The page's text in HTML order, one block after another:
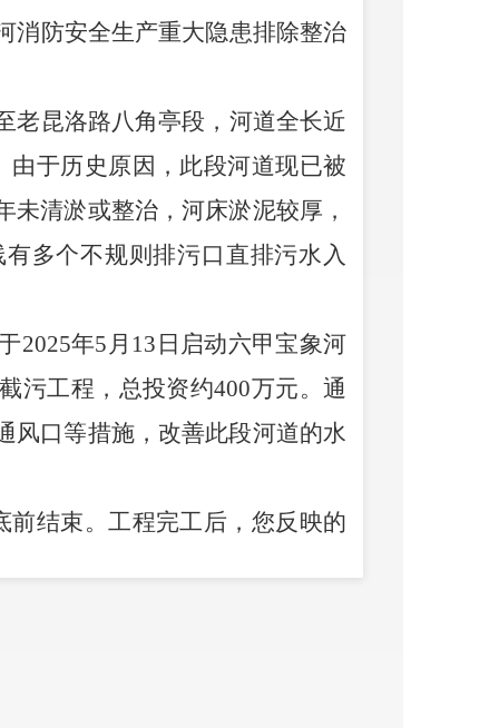
消防安全生产重大隐患排除整治
老昆洛路八角亭段，河道全长近
于历史原因，此段河道现已被
清淤或整治，河床淤泥较厚，
多个不规则排污口直排污水入
2025年5 月 13 日启动六甲宝象河
污工程，总投资约400万元。通
风口等措施，改善此段河道的水
前结束。工程完工后，您反映的